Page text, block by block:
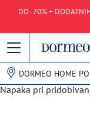
DO -70% +
DORMEO HOME
Napaka pri